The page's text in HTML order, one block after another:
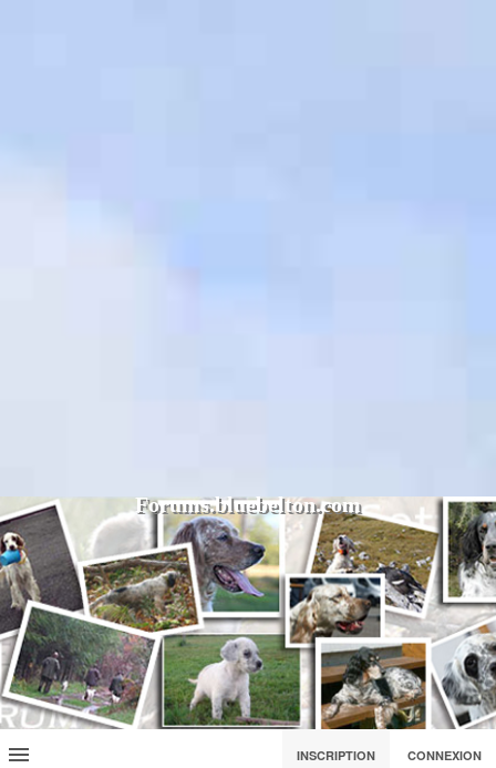
Forums.bluebelton.com
INSCRIPTION CONNEXION